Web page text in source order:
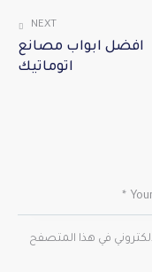
NEXT
افضل ابواب مصانع
اتوماتيك
في هذا المتصفح